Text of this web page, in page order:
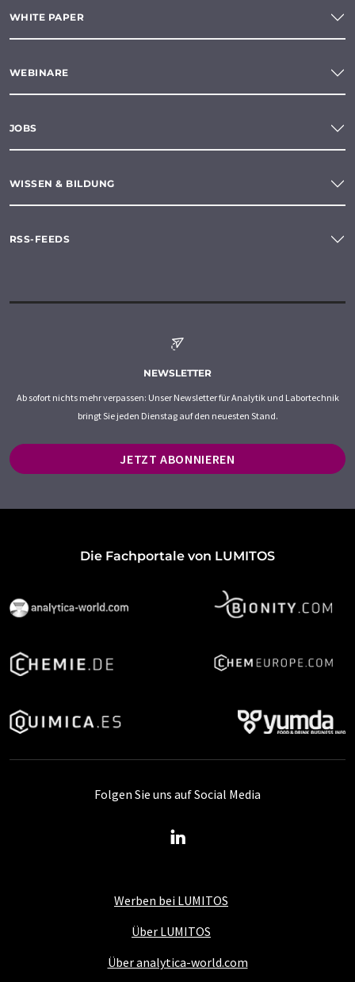
WHITE PAPER
WEBINARE
JOBS
WISSEN & BILDUNG
RSS-FEEDS
NEWSLETTER
Ab sofort nichts mehr verpassen: Unser Newsletter für Analytik und Labortechnik
bringt Sie jeden Dienstag auf den neuesten Stand.
JETZT ABONNIEREN
Die Fachportale von LUMITOS
Werben bei LUMITOS
Über LUMITOS
Über analytica-world.com
Folgen Sie uns auf Social Media